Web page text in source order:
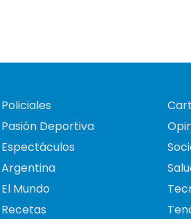
Policiales
Pasión Deportiva
Espectáculos
Argentina
El Mundo
Recetas